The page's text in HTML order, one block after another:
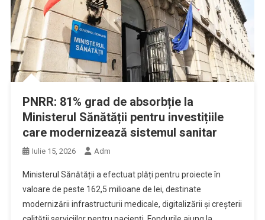
PNRR: 81% grad de absorbție la
Ministerul Sănătății pentru investițiile
care modernizează sistemul sanitar
Iulie 15, 2026 Adm
Ministerul Sănătății a efectuat plăți pentru proiecte în
valoare de peste 162,5 milioane de lei, destinate
modernizării infrastructurii medicale, digitalizării și creșterii